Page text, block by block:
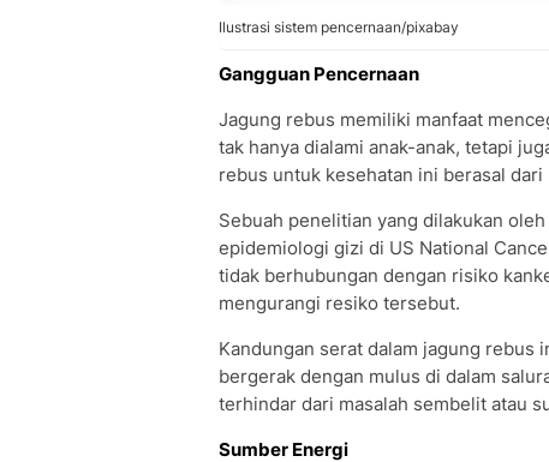
Ilustrasi sistem pencernaan/pixabay
Gangguan Pencernaan
Jagung rebus memiliki manfaat
tak hanya dialami anak-anak, tetapi
rebus untuk kesehatan ini berasal
Sebuah penelitian yang dilakukan
epidemiologi gizi di US National
tidak berhubungan dengan risiko
mengurangi resiko tersebut.
Kandungan serat dalam jagung rebus
bergerak dengan mulus di dalam
terhindar dari masalah sembelit atau
Sumber Energi